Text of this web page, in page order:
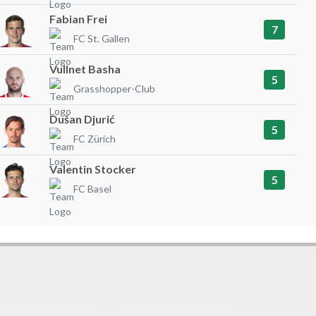
Fabian Frei
FC St. Gallen
7
Vullnet Basha
Grasshopper-Club
5
Dušan Djurić
FC Zürich
5
Valentin Stocker
FC Basel
5